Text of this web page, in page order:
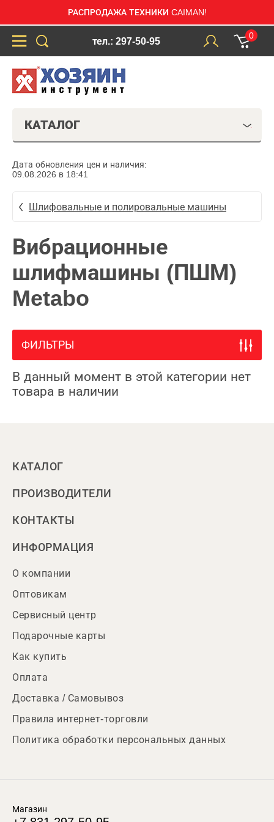
РАСПРОДАЖА ТЕХНИКИ CAIMAN!
тел.: 297-50-95
0
КАТАЛОГ
Дата обновления цен и наличия:
09.08.2026 в 18:41
Шлифовальные и полировальные машины
Вибрационные
шлифмашины (ПШМ)
Metabo
ФИЛЬТРЫ
В данный момент в этой категории нет
товара в наличии
КАТАЛОГ
ПРОИЗВОДИТЕЛИ
КОНТАКТЫ
ИНФОРМАЦИЯ
О компании
Оптовикам
Сервисный центр
Подарочные карты
Как купить
Оплата
Доставка / Самовывоз
Правила интернет-торговли
Политика обработки персональных данных
Магазин